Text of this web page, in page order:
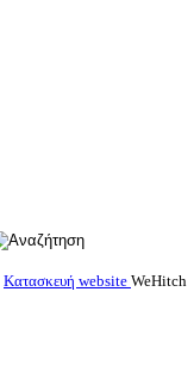
Κατασκευή website WeHitch